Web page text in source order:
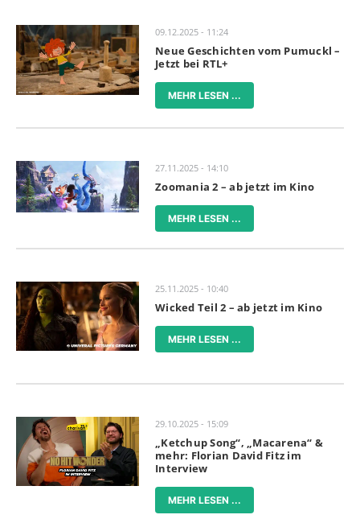
09.12.2025 - 11:24
Neue Geschichten vom Pumuckl –
Jetzt bei RTL+
MEHR LESEN ...
27.11.2025 - 14:10
Zoomania 2 – ab jetzt im Kino
MEHR LESEN ...
25.11.2025 - 10:40
Wicked Teil 2 – ab jetzt im Kino
MEHR LESEN ...
29.10.2025 - 15:09
„Ketchup Song“, „Macarena“ &
mehr: Florian David Fitz im
Interview
MEHR LESEN ...